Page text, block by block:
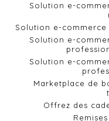
Solution e-
Solution e-
Solution e-
Solution e-
Marketplace de
Offrez des